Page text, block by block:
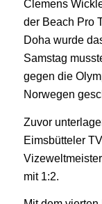
Clemens
der Beach Pro
Doha wurde
Samstag
gegen die
Norwegen
Zuvor
Eimsbütteler
mit 1:2.